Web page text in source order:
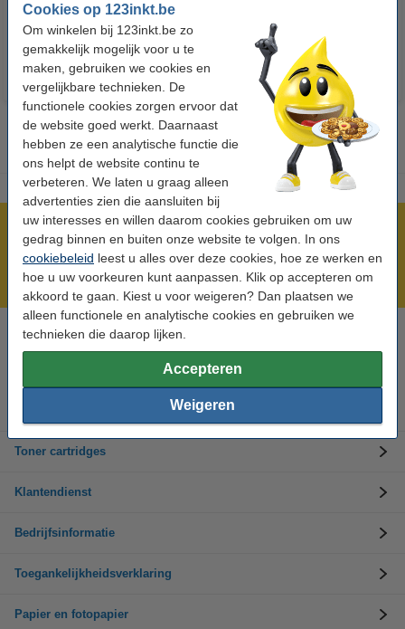
Cookies op 123inkt.be
Om winkelen bij 123inkt.be zo
gemakkelijk mogelijk voor u te
maken, gebruiken we cookies en
vergelijkbare technieken. De
functionele cookies zorgen ervoor dat
de website goed werkt. Daarnaast
hebben ze een analytische functie die
ons helpt de website continu te
verbeteren. We laten u graag alleen
advertenties zien die aansluiten bij
uw interesses en willen daarom cookies gebruiken om uw
gedrag binnen en buiten onze website te volgen. In ons
cookiebeleid leest u alles over deze cookies, hoe ze werken en
hoe u uw voorkeuren kunt aanpassen. Klik op accepteren om
akkoord te gaan. Kiest u voor weigeren? Dan plaatsen we
alleen functionele en analytische cookies en gebruiken we
technieken die daarop lijken.
Accepteren
Weigeren
€ 14,95 Incl. 21% btw
Voor 22.00 uur besteld, morgen in huis!
Laagsteprijsgarantie!
Hulp nodig? Bel ons op +32 (0)9 39 64 123
Op werkdagen van 8.30 tot 17 uur
Toner cartridges
Klantendienst
Bedrijfsinformatie
Toegankelijkheidsverklaring
Papier en fotopapier